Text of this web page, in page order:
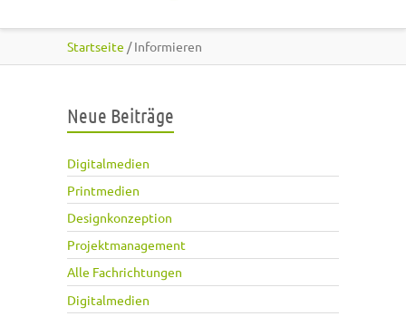
Startseite / Informieren
Neue Beiträge
Digitalmedien
Printmedien
Designkonzeption
Projektmanagement
Alle Fachrichtungen
Digitalmedien